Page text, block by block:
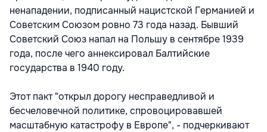
ненападении, подписанный нацистской Германией и
Советским Союзом ровно 73 года назад. Бывший
Советский Союз напал на Польшу в сентябре 1939
года, после чего аннексировал Балтийские
государства в 1940 году.
Этот пакт "открыл дорогу несправедливой и
бесчеловечной политике, спровоцировавшей
масштабную катастрофу в Европе", - подчеркивают